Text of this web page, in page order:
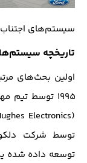
سیستم‌های اجتناب
تاریخچه
اولین بحث‌های
۱۹۹۵ توسط
توسط شرکت
توسعه داده شده